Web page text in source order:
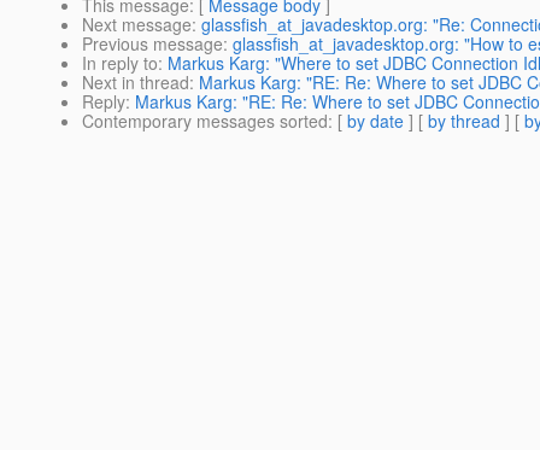
This message: [ Message body ]
Next message: glassfish_at_javadesktop.org: "Re:
Previous message: glassfish_at_javadesktop.org: "How to
In reply to: Markus Karg: "Where to set JDBC Connection
Next in thread: Markus Karg: "RE: Re: Where to set JDBC
Reply: Markus Karg: "RE: Re: Where to set JDBC
Contemporary messages sorted: [ by date ] [ by thread ] [